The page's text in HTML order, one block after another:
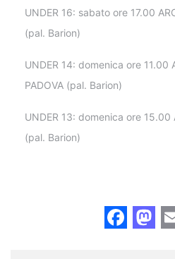
UNDER 16: sabato ore 17.00
(pal. Barion)
UNDER 14: domenica ore 11.00
PADOVA (pal. Barion)
UNDER 13: domenica ore 15.00
(pal. Barion)